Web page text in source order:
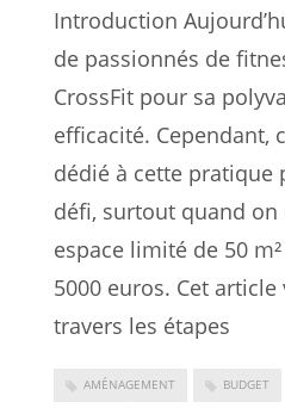
Introduction
de passionnés de
CrossFit pour sa
efficacité. Cependant,
dédié à cette pratique
défi, surtout quand on
espace limité de 50
5000 euros. Cet
travers les étapes
AMÉNAGEMENT BUDGET